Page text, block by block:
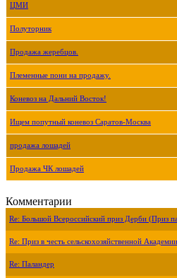
ЦМИ
Полуторник
Продажа жеребцов.
Племенные пони на продажу.
Коневоз на Дальний Восток!
Ищем попутный коневоз Саратов-Москва
продажа лошадей
Продажа ЧК лошадей
Комментарии
Re: Большой Всероссийский приз Дерби (Приз
Re: Приз в честь сельскохозяйственной
Re: Паландер